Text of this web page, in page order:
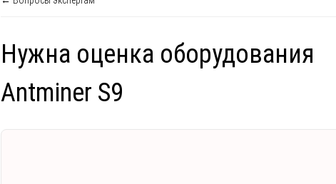
Нужна оценка оборудования
Antminer S9